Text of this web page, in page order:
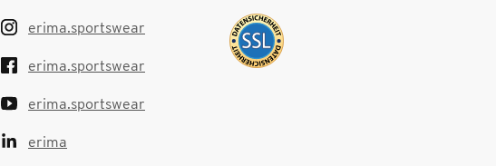
erima.sportswear
erima.sportswear
erima.sportswear
erima